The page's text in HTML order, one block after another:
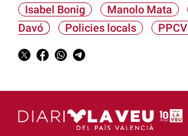
Isabel Bonig
Manolo Mata
Davó
Policies locals PPCV